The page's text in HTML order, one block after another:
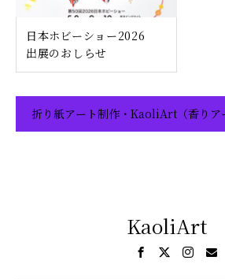
日本ホビーショー2026
出展のおしらせ
折り紙アート制作・KaoliArt（香りア
KaoliArt